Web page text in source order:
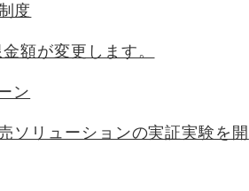
度
額が変更します。
ン
ソリューションの実証実験を開